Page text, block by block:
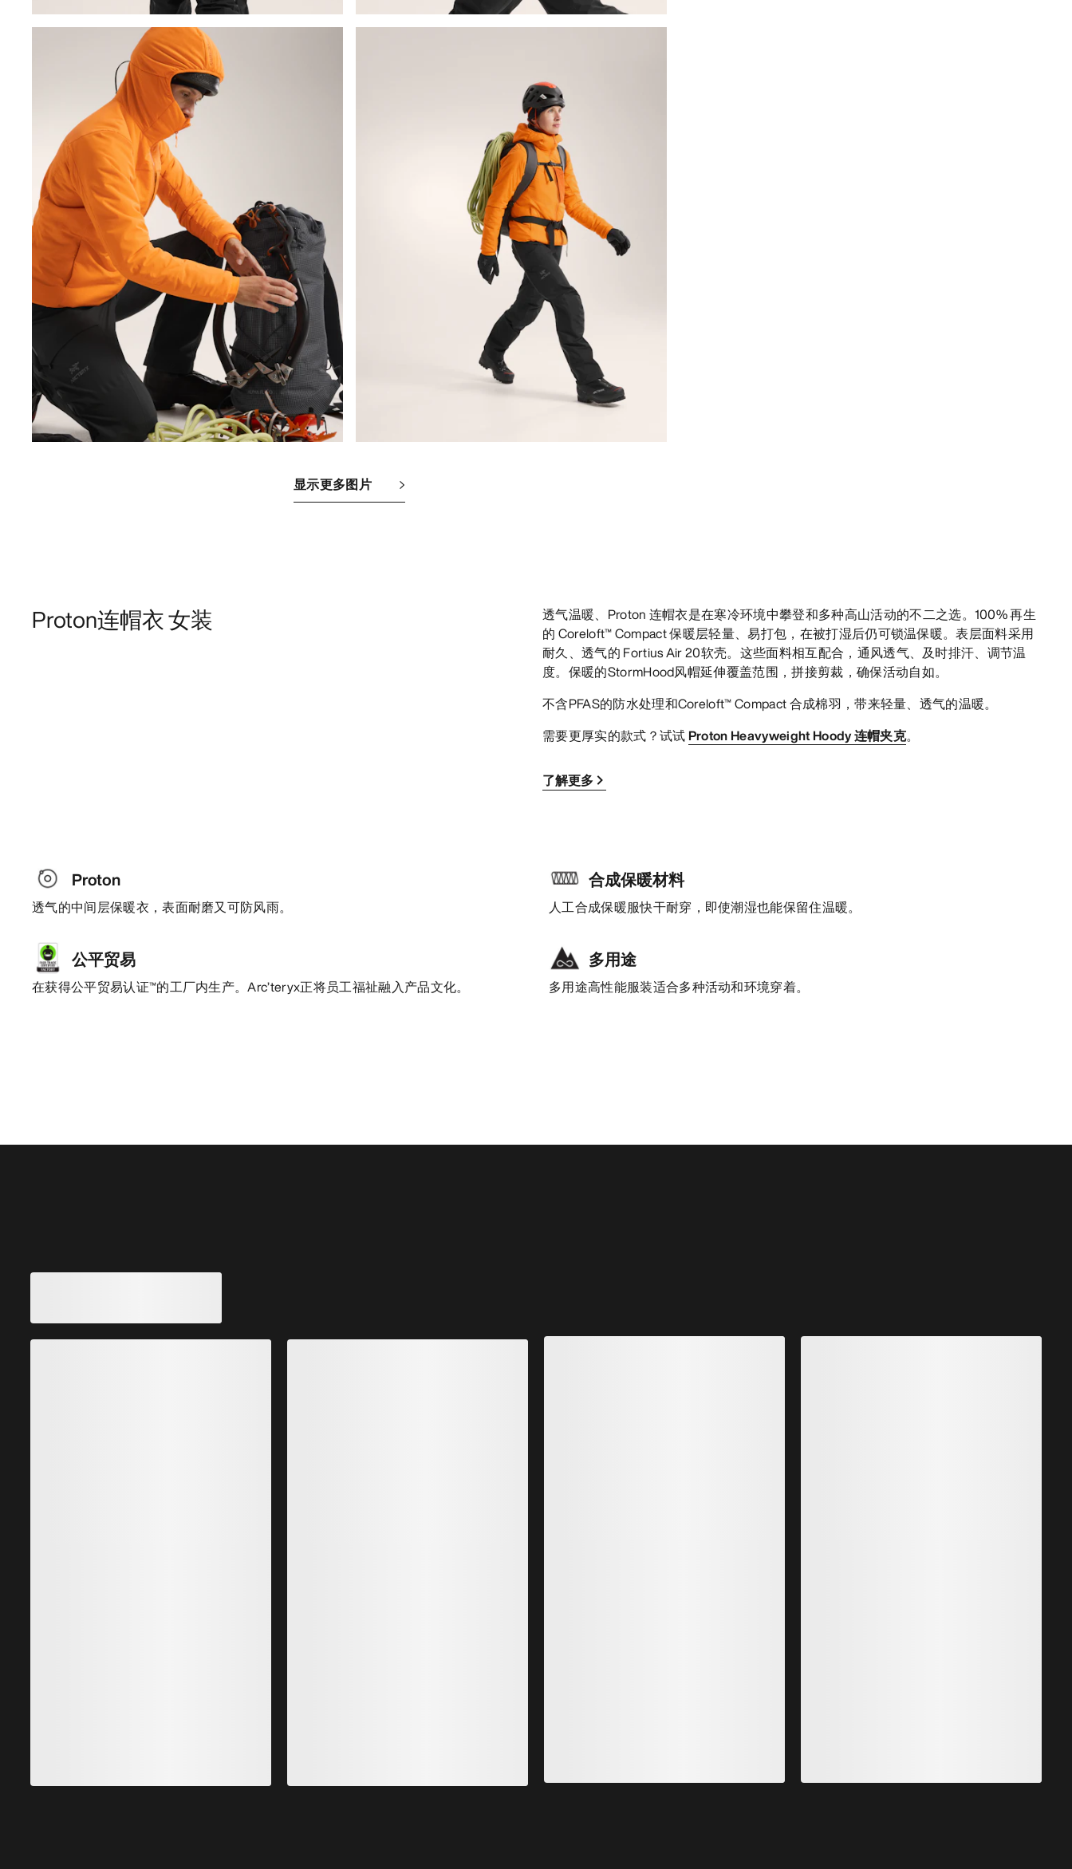
显示更多图片
Proton连帽衣 女装
透气温暖、Proton 连帽衣是在寒冷环境中攀登和多种高山活动的不二之选。100% 再生
的 Coreloft™ Compact 保暖层轻量、易打包，在被打湿后仍可锁温保暖。表层面料采用
耐久、透气的 Fortius Air 20软壳。这些面料相互配合，通风透气、及时排汗、调节温
度。保暖的StormHood风帽延伸覆盖范围，拼接剪裁，确保活动自如。
不含PFAS的防水处理和Coreloft™ Compact 合成棉羽，带来轻量、透气的温暖。
需要更厚实的款式？试试 Proton Heavyweight Hoody 连帽夹克。
了解更多
Proton
透气的中间层保暖衣，表面耐磨又可防风雨。
合成保暖材料
人工合成保暖服快干耐穿，即使潮湿也能保留住温暖。
公平贸易
在获得公平贸易认证™的工厂内生产。Arc’teryx正将员工福祉融入产品文化。
多用途
多用途高性能服装适合多种活动和环境穿着。